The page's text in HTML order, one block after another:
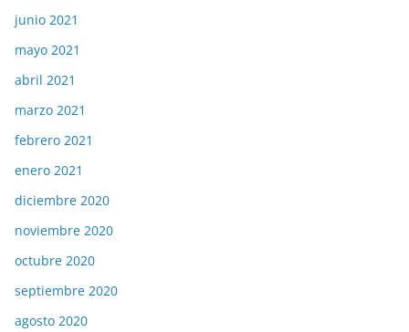
junio 2021
mayo 2021
abril 2021
marzo 2021
febrero 2021
enero 2021
diciembre 2020
noviembre 2020
octubre 2020
septiembre 2020
agosto 2020